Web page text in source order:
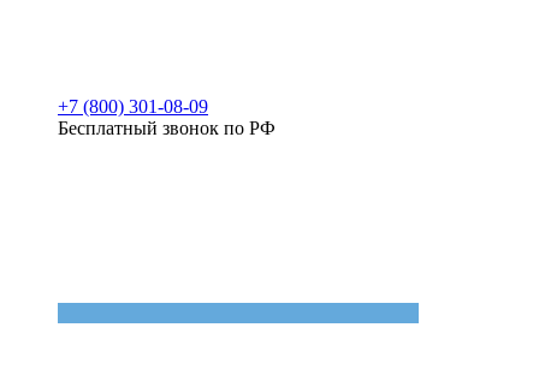
+7 (800) 301-08-09
Бесплатный звонок по РФ